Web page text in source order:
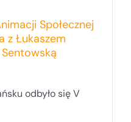
Społecznej
z Łukaszem
odbyło się V